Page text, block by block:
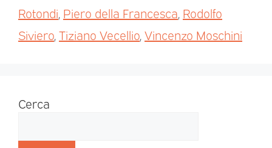
Rotondi, Piero della Francesca, Rodolfo
Siviero,Tiziano Vecellio,Vincenzo Moschini
Cerca